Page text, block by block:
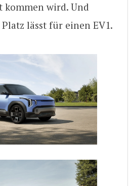
kommen wird. Und
lässt für einen EV1.